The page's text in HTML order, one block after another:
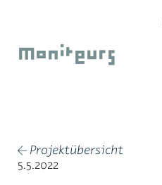
springen
Moniteurs
← Projektübersicht
5.5.2022